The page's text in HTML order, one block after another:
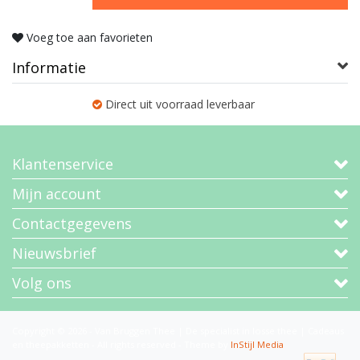
Voeg toe aan favorieten
Informatie
Direct uit voorraad leverbaar
Klantenservice
Mijn account
Contactgegevens
Nieuwsbrief
Volg ons
InStijl Media